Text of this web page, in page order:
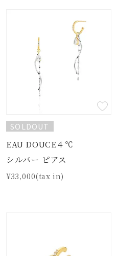
SOLDOUT
EAU DOUCE４℃
シルバー ピアス
¥33,000(tax in)